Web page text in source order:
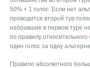
50% + 1 голос. Если нет
проводится второй тур
набравшие в первом туре
по правилу
один голос за одну
Правило абсолютного